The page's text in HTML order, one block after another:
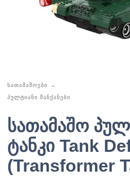
ᲡᲐᲗᲐᲛᲐᲨᲝᲔᲑᲘ
ᲞᲣᲚᲢᲘᲐᲜᲘ ᲛᲐᲜᲥᲐᲜᲔᲑᲘ
სათამაშო
ტანკი Tank
(Transformer